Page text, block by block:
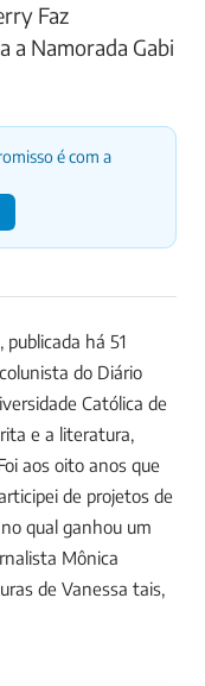
Faz
a Namorada Gabi
é com a
há 51
do Diário
Católica de
e a literatura,
aos oito anos que
de projetos de
qual ganhou um
Mônica
de Vanessa tais,